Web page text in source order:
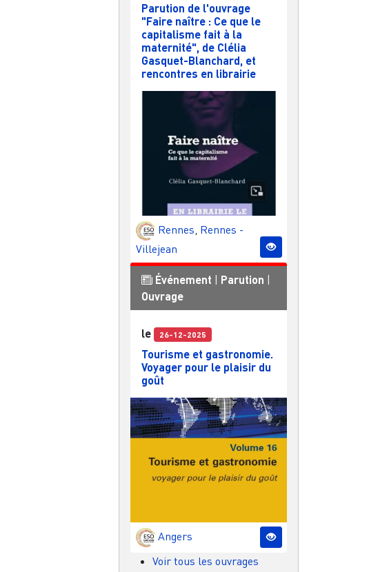
Parution de l'ouvrage
"Faire naître : Ce que le
capitalisme fait à la
maternité", de Clélia
Gasquet-Blanchard, et
rencontres en librairie
Rennes, Rennes -
Villejean
Événement Parution
Ouvrage
le 26-12-2025
Tourisme et gastronomie.
Voyager pour le plaisir du
goût
Angers
Voir tous les ouvrages